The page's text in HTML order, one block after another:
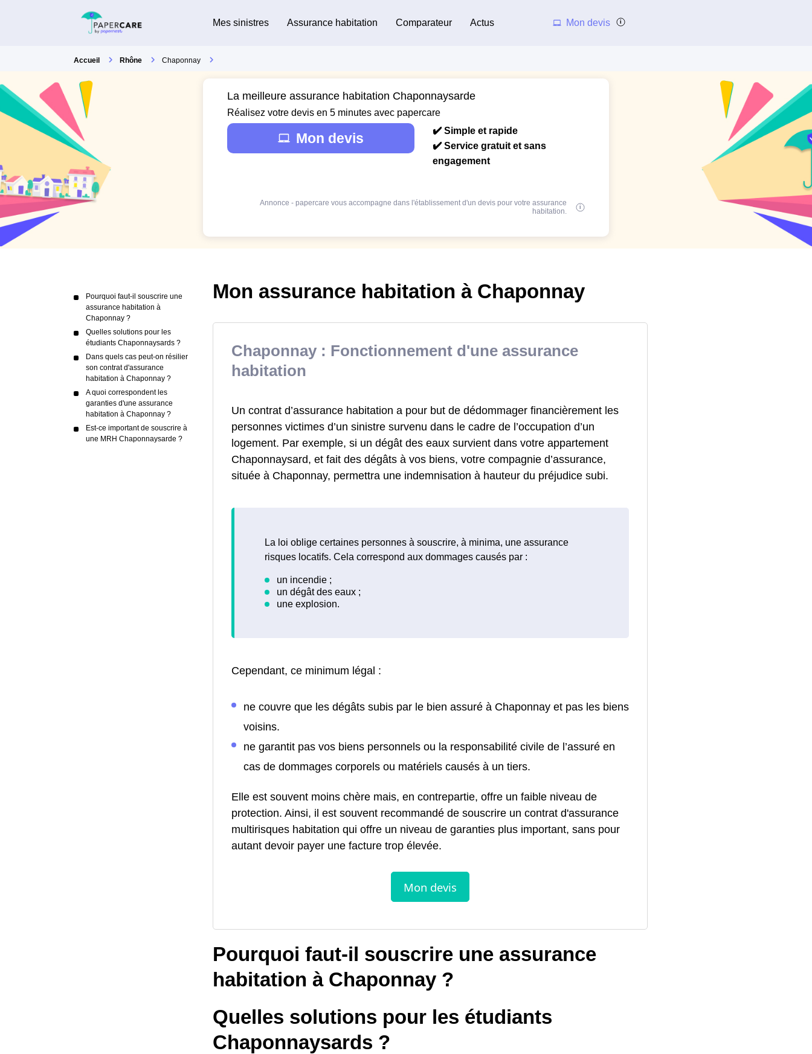
Mes sinistres Assurance habitation Comparateur Actus Mon devis
Accueil Rhône Chaponnay
La meilleure assurance habitation Chaponnaysarde
Réalisez votre devis en 5 minutes avec papercare
Mon devis
✔️ Simple et rapide
✔️ Service gratuit et sans
engagement
Annonce - papercare vous accompagne dans l'établissement d'un devis pour votre assurance
habitation.
Pourquoi faut-il souscrire une
assurance habitation à
Chaponnay ?
Quelles solutions pour les
étudiants Chaponnaysards ?
Dans quels cas peut-on résilier
son contrat d'assurance
habitation à Chaponnay ?
A quoi correspondent les
garanties d'une assurance
habitation à Chaponnay ?
Est-ce important de souscrire à
une MRH Chaponnaysarde ?
Mon assurance habitation à Chaponnay
Chaponnay : Fonctionnement d'une assurance
habitation
Un contrat d’assurance habitation a pour but de dédommager financièrement les
personnes victimes d’un sinistre survenu dans le cadre de l’occupation d’un
logement. Par exemple, si un dégât des eaux survient dans votre appartement
Chaponnaysard, et fait des dégâts à vos biens, votre compagnie d’assurance,
située à Chaponnay, permettra une indemnisation à hauteur du préjudice subi.
La loi oblige certaines personnes à souscrire, à minima, une assurance
risques locatifs. Cela correspond aux dommages causés par :
Cependant, ce minimum légal :
ne couvre que les dégâts subis par le bien assuré à Chaponnay et pas les biens
voisins.
ne garantit pas vos biens personnels ou la responsabilité civile de l’assuré en
cas de dommages corporels ou matériels causés à un tiers.
Elle est souvent moins chère mais, en contrepartie, offre un faible niveau de
protection. Ainsi, il est souvent recommandé de souscrire un contrat d'assurance
multirisques habitation qui offre un niveau de garanties plus important, sans pour
autant devoir payer une facture trop élevée.
Pourquoi faut-il souscrire une assurance
habitation à Chaponnay ?
Quelles solutions pour les étudiants
Chaponnaysards ?